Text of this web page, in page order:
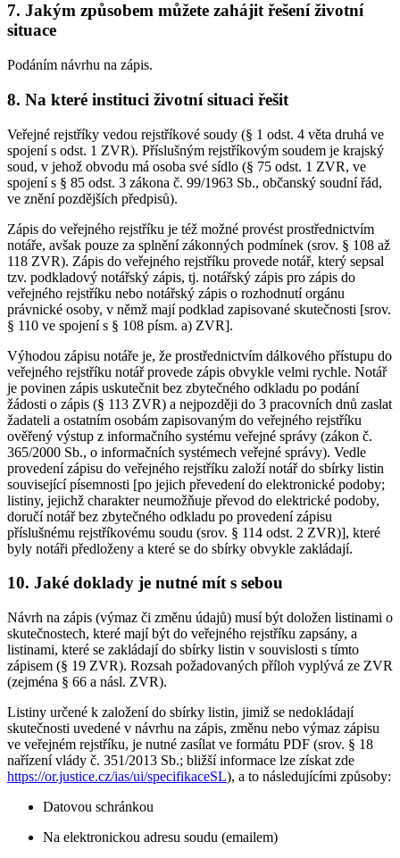
7. Jakým způsobem můžete zahájit řešení životní
situace
Podáním návrhu na zápis.
8. Na které instituci životní situaci řešit
Veřejné rejstříky vedou rejstříkové soudy (§ 1 odst. 4 věta druhá ve
spojení s odst. 1 ZVR). Příslušným rejstříkovým soudem je krajský
soud, v jehož obvodu má osoba své sídlo (§ 75 odst. 1 ZVR, ve
spojení s § 85 odst. 3 zákona č. 99/1963 Sb., občanský soudní řád,
ve znění pozdějších předpisů).
Zápis do veřejného rejstříku je též možné provést prostřednictvím
notáře, avšak pouze za splnění zákonných podmínek (srov. § 108 až
118 ZVR). Zápis do veřejného rejstříku provede notář, který sepsal
tzv. podkladový notářský zápis, tj. notářský zápis pro zápis do
veřejného rejstříku nebo notářský zápis o rozhodnutí orgánu
právnické osoby, v němž mají podklad zapisované skutečnosti [srov.
§ 110 ve spojení s § 108 písm. a) ZVR].
Výhodou zápisu notáře je, že prostřednictvím dálkového přístupu do
veřejného rejstříku notář provede zápis obvykle velmi rychle. Notář
je povinen zápis uskutečnit bez zbytečného odkladu po podání
žádosti o zápis (§ 113 ZVR) a nejpozději do 3 pracovních dnů zaslat
žadateli a ostatním osobám zapisovaným do veřejného rejstříku
ověřený výstup z informačního systému veřejné správy (zákon č.
365/2000 Sb., o informačních systémech veřejné správy). Vedle
provedení zápisu do veřejného rejstříku založí notář do sbírky listin
související písemnosti [po jejich převedení do elektronické podoby;
listiny, jejichž charakter neumožňuje převod do elektrické podoby,
doručí notář bez zbytečného odkladu po provedení zápisu
příslušnému rejstříkovému soudu (srov. § 114 odst. 2 ZVR)], které
byly notáři předloženy a které se do sbírky obvykle zakládají.
10. Jaké doklady je nutné mít s sebou
Návrh na zápis (výmaz či změnu údajů) musí být doložen listinami o
skutečnostech, které mají být do veřejného rejstříku zapsány, a
listinami, které se zakládají do sbírky listin v souvislosti s tímto
zápisem (§ 19 ZVR). Rozsah požadovaných příloh vyplývá ze ZVR
(zejména § 66 a násl. ZVR).
Listiny určené k založení do sbírky listin, jimiž se nedokládají
skutečnosti uvedené v návrhu na zápis, změnu nebo výmaz zápisu
ve veřejném rejstříku, je nutné zasílat ve formátu PDF (srov. § 18
nařízení vlády č. 351/2013 Sb.; bližší informace lze získat zde
https://or.justice.cz/ias/ui/specifikaceSL), a to následujícími způsoby:
Datovou schránkou
Na elektronickou adresu soudu (emailem)